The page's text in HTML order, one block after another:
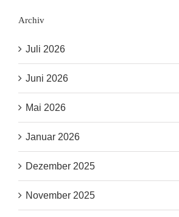
Archiv
Juli 2026
Juni 2026
Mai 2026
Januar 2026
Dezember 2025
November 2025